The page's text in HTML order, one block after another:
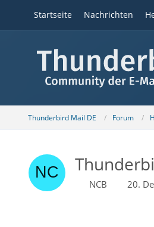
Startseite Nachrichten
Thunderbird Mail DE Forum
NCB 20.